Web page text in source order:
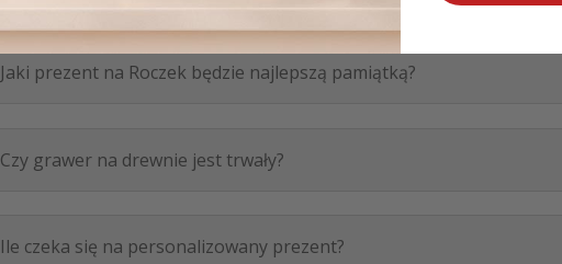
Jaki prezent na Roczek będzie najlepszą pamiątką?
Czy grawer na drewnie jest trwały?
Ile czeka się na personalizowany prezent?